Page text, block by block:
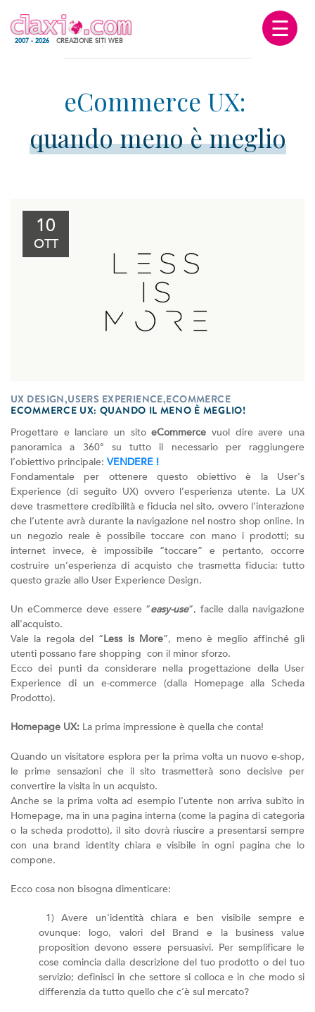
2007 - 2026 CREAZIONE SITI WEB ☰
quando meno è meglio
10
OTT
UX DESIGN,USERS EXPERIENCE,ECOMMERCE
ECOMMERCE UX: QUANDO IL MENO È MEGLIO!
Progettare e lanciare un sitoeCommerce vuol dire avere una
panoramica a 360° su tutto il necessario per raggiungere
l’obiettivo principale: VENDERE !
Fondamentale per ottenere questo obiettivo è la User's
Experience (di seguito UX) ovvero l’esperienza utente. La UX
deve trasmettere credibilità e fiducia nel sito, ovvero l’interazione
che l’utente avrà durante la navigazione nel nostro shop online. In
un negozio reale è possibile toccare con mano i prodotti; su
internet invece, è impossibile “toccare” e pertanto, occorre
costruire un’esperienza di acquisto che trasmetta fiducia: tutto
questo grazie allo User Experience Design.
Un eCommerce deve essere “easy-use”, facile dalla navigazione
all'acquisto.
Vale la regola del “Less is More”, meno è meglio affinché gli
utenti possano fare shopping con il minor sforzo.
Ecco dei punti da considerare nella progettazione della User
Experience di un e-commerce (dalla Homepage alla Scheda
Prodotto).
Homepage UX: La prima impressione è quella che conta!
Quando un visitatore esplora per la prima volta un nuovo e-shop,
le prime sensazioni che il sito trasmetterà sono decisive per
convertire la visita in un acquisto.
Anche se la prima volta ad esempio l'utente non arriva subito in
Homepage, ma in una pagina interna (come la pagina di categoria
o la scheda prodotto), il sito dovrà riuscire a presentarsi sempre
con una brand identity chiara e visibile in ogni pagina che lo
compone.
Ecco cosa non bisogna dimenticare:
1) Avere un'identità chiara e ben visibile sempre e
ovunque: logo, valori del Brand e la business value
proposition devono essere persuasivi. Per semplificare le
cose comincia dalla descrizione del tuo prodotto o del tuo
servizio; definisci in che settore si colloca e in che modo si
differenzia da tutto quello che c’è sul mercato?